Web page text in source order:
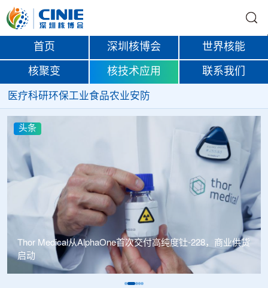
首页 深圳核博会 世界核能
核聚变 核技术应用 联系我们
医疗科研环保工业食品农业安防
头条
中广核达胜携手浙江嘉广束 打造国内首套全自主电子束固
化卷钢涂装产业链